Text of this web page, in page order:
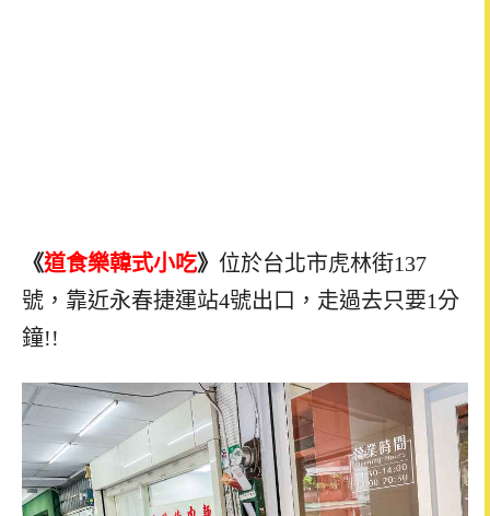
《道食樂韓式小吃》 位於台北市虎林街137
號，靠近永春捷運站4號出口，走過去只要1分
鐘!!